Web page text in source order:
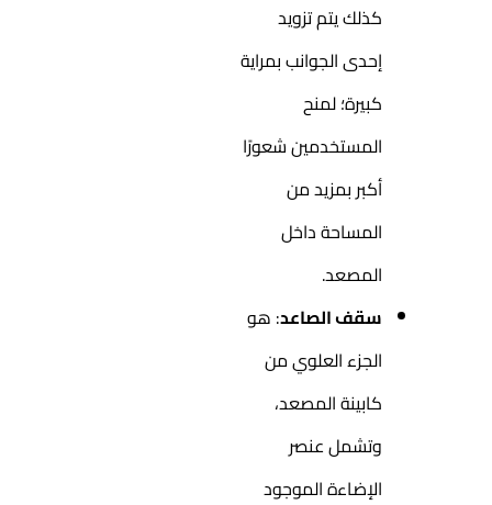
كذلك يتم تزويد
إحدى الجوانب بمراية
كبيرة؛ لمنح
المستخدمين شعورًا
أكبر بمزيد من
المساحة داخل
المصعد.
سقف الصاعد: هو
الجزء العلوي من
كابينة المصعد،
وتشمل عنصر
الإضاءة الموجود